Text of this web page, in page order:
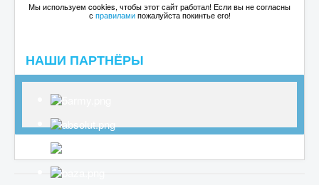
Мы используем cookies, чтобы этот сайт работал! Если вы не согласны
с правиламипожалуйста покинтье его!
НАШИ ПАРТНЁРЫ